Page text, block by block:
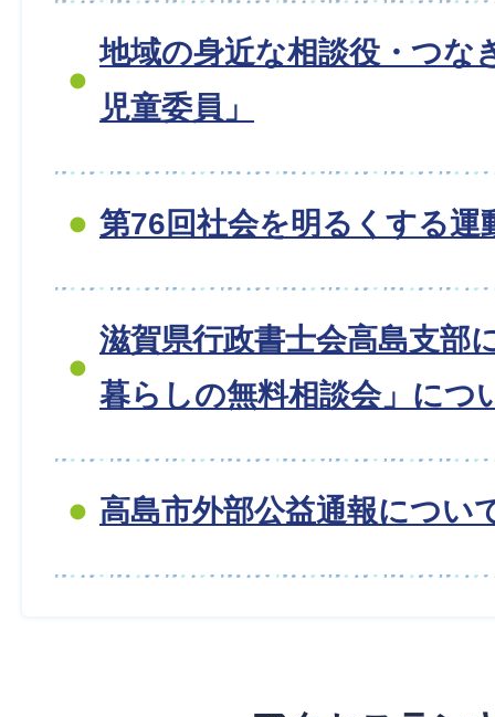
地域の身近な相談役・つな
児童委員」
第76回社会を明るくする運
滋賀県行政書士会高島支部
暮らしの無料相談会」につ
高島市外部公益通報につい